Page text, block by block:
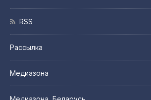
RSS
Рассылка
Медиазона